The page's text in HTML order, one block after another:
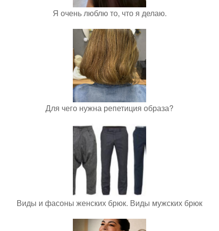
Я очень люблю то, что я делаю.
Для чего нужна репетиция образа?
Виды и фасоны женских брюк. Виды мужских брюк